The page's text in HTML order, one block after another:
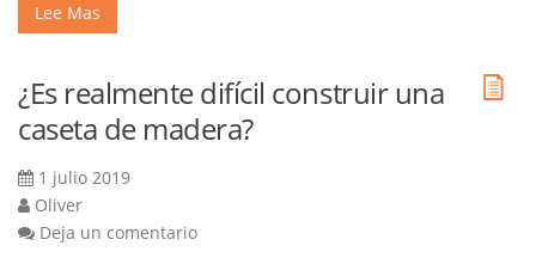
Lee Mas
¿Es realmente difícil construir una
caseta de madera?
1 julio 2019
Oliver
Deja un comentario